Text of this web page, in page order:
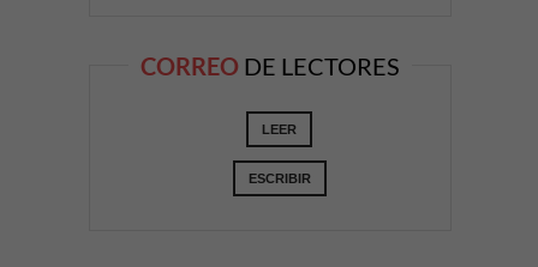
CORREO DE LECTORES
LEER
ESCRIBIR